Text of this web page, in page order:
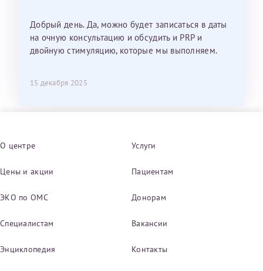
Добрый день. Да, можно будет записаться в даты
на очную консультацию и обсудить и PRP и
двойную стимуляцию, которые мы выполняем.
15 декабря 2025
О центре Услуги
Цены и акции Пациентам
ЭКО по ОМС Донорам
Специалистам Вакансии
Энциклопедия Контакты